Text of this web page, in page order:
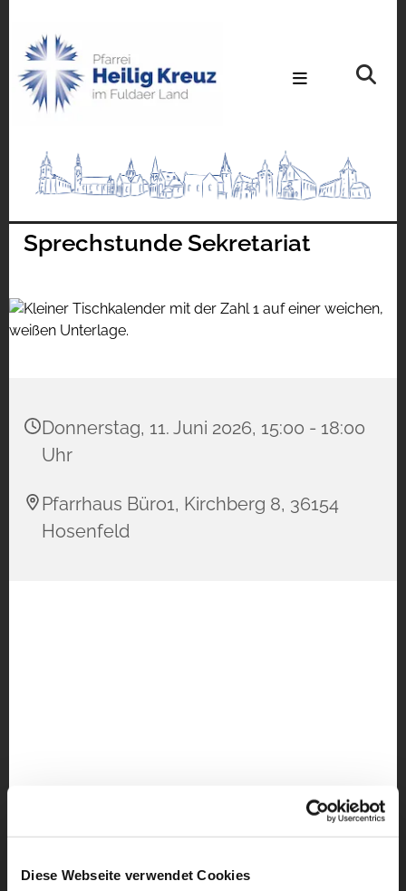
Diese Webseite verwendet Cookies
Sprechstunde Sekretariat
Donnerstag, 11. Juni 2026, 15:00 - 18:00
Uhr
Pfarrhaus Büro1, Kirchberg 8, 36154
Hosenfeld